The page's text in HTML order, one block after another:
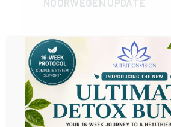
NOORWEGEN UPDATE
01.03.2025 -
VOORJAARSVAKANTIE 2025
01.05.2022 - BESTELLING
VERWERKINGSTIJD